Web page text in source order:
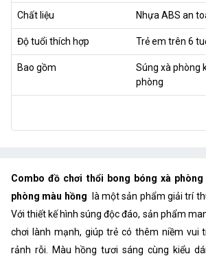
Chất liệu Nhựa ABS an
Độ tuổi thích hợp Trẻ em trên 6
Bao gồm
Súng xà phòng
phòng
Combo đồ chơi thổi bong bóng xà
phòng màu hồng
là một sản phẩm giải trí
Với thiết kế hình súng độc đáo, sản phẩm
chơi lành mạnh, giúp trẻ có thêm niềm vui
rảnh rỗi. Màu hồng tươi sáng cùng kiểu